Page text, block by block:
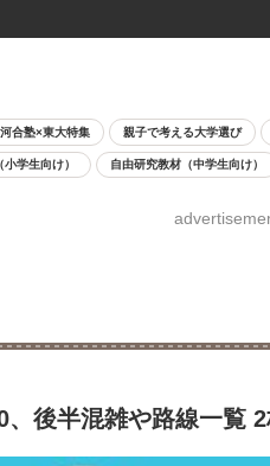
河合塾×東大特集 親子で考える大学選び
学生向け） 自由研究教材（中学生向け）
後半混雑や路線一覧